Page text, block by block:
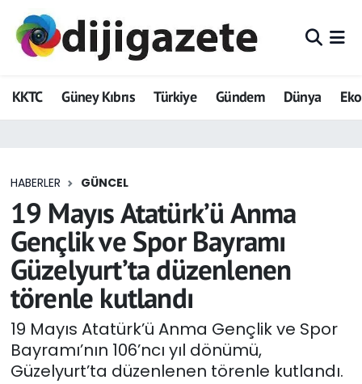
KKTC Güney Kıbrıs Türkiye Gündem Dünya
HABERLER GÜNCEL
19 Mayıs Atatürk’ü Anma
Gençlik ve Spor Bayramı
Güzelyurt’ta düzenlenen
törenle kutlandı
19 Mayıs Atatürk’ü Anma Gençlik ve Spor
Bayramı’nın 106’ncı yıl dönümü,
Güzelyurt’ta düzenlenen törenle kutlandı.
ADVERTORIAL
Dijigazete
Eğitim
Ekonomi
Foto Galeri
GEZİ
Güncel
Hava Durumu
Trafik Durumu
Tüm Manşetler
Son Dakika Haberleri
Haber Arşivi